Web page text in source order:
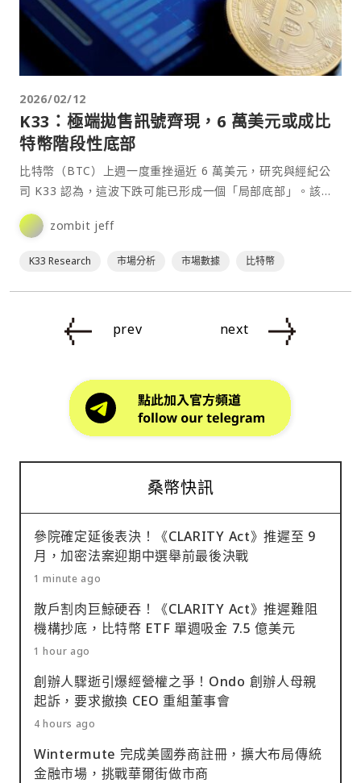
2026/02/12
K33：極端拋售訊號齊現，6 萬美元或成比
特幣階段性底部
比特幣（BTC）上週一度重挫逼近 6 萬美元，研究與經紀公
司 K33 認為，這波下跌可能已形成一個「局部底部」。該公
司指出，在現貨、ETF 與衍生品市場中都出現類似⋯
zombit jeff
K33 Research 市場分析 市場數據 比特幣
prev next
桑幣快訊
參院確定延後表決！《CLARITY Act》推遲至 9
月，加密法案迎期中選舉前最後決戰
1 minute ago
散戶割肉巨鯨硬吞！《CLARITY Act》推遲難阻
機構抄底，比特幣 ETF 單週吸金 7.5 億美元
1 hour ago
創辦人驟逝引爆經營權之爭！Ondo 創辦人母親
起訴，要求撤換 CEO 重組董事會
4 hours ago
Wintermute 完成美國券商註冊，擴大布局傳統
金融市場，挑戰華爾街做市商